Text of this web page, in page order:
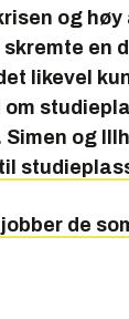
og
en
likevel
og
de